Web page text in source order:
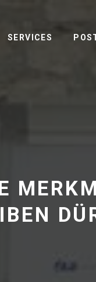
SERVICES